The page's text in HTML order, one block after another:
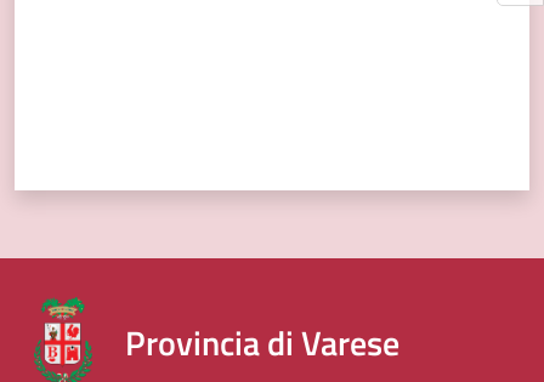
Provincia di Varese